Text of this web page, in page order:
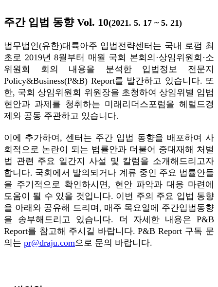
주간 입법 동향 Vol. 10(2021. 5. 17 ~ 5. 21)
법무법인(유한)대륙아주 입법전략센터는 국내 로펌 최
초로 2019년 8월부터 매월 국회 본회의·상임위원회·소
위원회 회의 내용을 분석한 입법정보 전문지
Policy&Business(P&B) Report를 발간하고 있습니다. 또
한, 국회 상임위원회 위원장을 초청하여 상임위별 입법
현안과 과제를 청취하는 미래리더스포럼을 헤럴드경
제와 공동 주관하고 있습니다.
이에 추가하여, 센터는 주간 입법 동향을 배포하여 사
회적으로 논란이 되는 법률안과 더불어 중대재해 처벌
법 관련 주요 일간지 사설 및 칼럼을 소개해드리고자
합니다. 국회에서 발의되거나 계류 중인 주요 법률안들
을 주기적으로 확인하시면, 현안 파악과 대응 마련에
도움이 될 수 있을 것입니다. 이번 주의 주요 입법 동향
을 아래와 공유해 드리며, 매주 목요일에 주간입법동향
을 송부해드리고 있습니다. 더 자세한 내용은 P&B
Report를 참고해 주시길 바랍니다. P&B Report 구독 문
의는 pr@draju.com 으로 문의 바랍니다.